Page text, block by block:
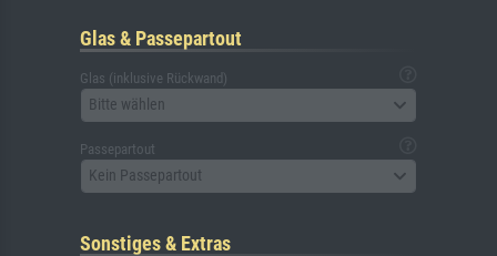
Glas & Passepartout
Glas (inklusive Rückwand)
Bitte wählen
Passepartout
Kein Passepartout
Sonstiges & Extras